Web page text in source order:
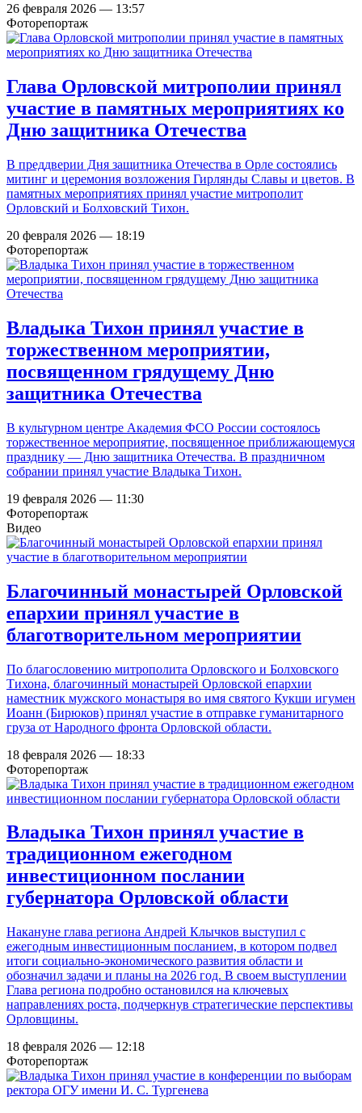
26 февраля 2026 — 13:57
Фоторепортаж
Глава Орловской митрополии принял
участие в памятных мероприятиях ко
Дню защитника Отечества
В преддверии Дня защитника Отечества в Орле состоялись
митинг и церемония возложения Гирлянды Славы и цветов. В
памятных мероприятиях принял участие митрополит
Орловский и Болховский Тихон.
20 февраля 2026 — 18:19
Фоторепортаж
Владыка Тихон принял участие в
торжественном мероприятии,
посвященном грядущему Дню
защитника Отечества
В культурном центре Академия ФСО России состоялось
торжественное мероприятие, посвященное приближающемуся
празднику — Дню защитника Отечества. В праздничном
собрании принял участие Владыка Тихон.
19 февраля 2026 — 11:30
Фоторепортаж
Видео
Благочинный монастырей Орловской
епархии принял участие в
благотворительном мероприятии
По благословению митрополита Орловского и Болховского
Тихона, благочинный монастырей Орловской епархии
наместник мужского монастыря во имя святого Кукши игумен
Иоанн (Бирюков) принял участие в отправке гуманитарного
груза от Народного фронта Орловской области.
18 февраля 2026 — 18:33
Фоторепортаж
Владыка Тихон принял участие в
традиционном ежегодном
инвестиционном послании
губернатора Орловской области
Накануне глава региона Андрей Клычков выступил с
ежегодным инвестиционным посланием, в котором подвел
итоги социально-экономического развития области и
обозначил задачи и планы на 2026 год. В своем выступлении
Глава региона подробно остановился на ключевых
направлениях роста, подчеркнув стратегические перспективы
Орловщины.
18 февраля 2026 — 12:18
Фоторепортаж